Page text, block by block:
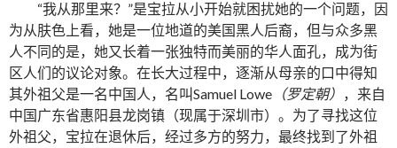
“我从那里来？”是宝拉从小开始就困扰她的一个问题，因
为从肤色上看，她是一位地道的美国黑人后裔，但与众多黑
人不同的是，她又长着一张独特而美丽的华人面孔，成为街
区人们的议论对象。在长大过程中，逐渐从母亲的口中得知
其外祖父是一名中国人，名叫Samuel Lowe （罗定朝） ，来自
中国广东省惠阳县龙岗镇（现属于深圳市）。为了寻找这位
外祖父，宝拉在退休后，经过多方的努力，最终找到了外祖